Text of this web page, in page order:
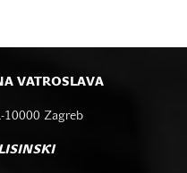
VATROSLAVA
10000 Zagreb